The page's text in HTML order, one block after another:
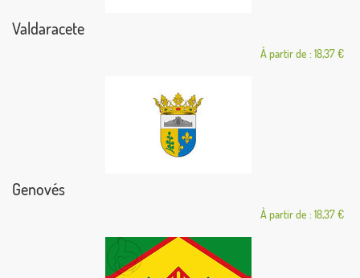
Valdaracete
À partir de : 18,37 €
Genovés
À partir de : 18,37 €